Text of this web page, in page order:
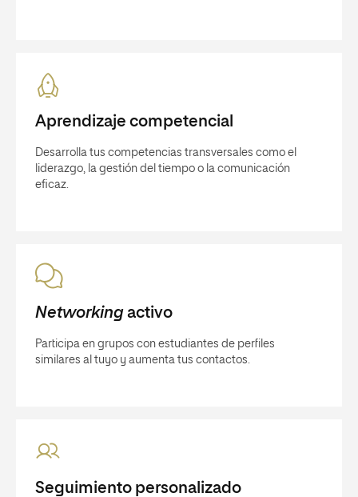
Aprendizaje competencial
Desarrolla tus competencias transversales como el
liderazgo, la gestión del tiempo o la comunicación
eficaz.
Networkingactivo
Participa en grupos con estudiantes de perfiles
similares al tuyo y aumenta tus contactos.
Seguimiento personalizado